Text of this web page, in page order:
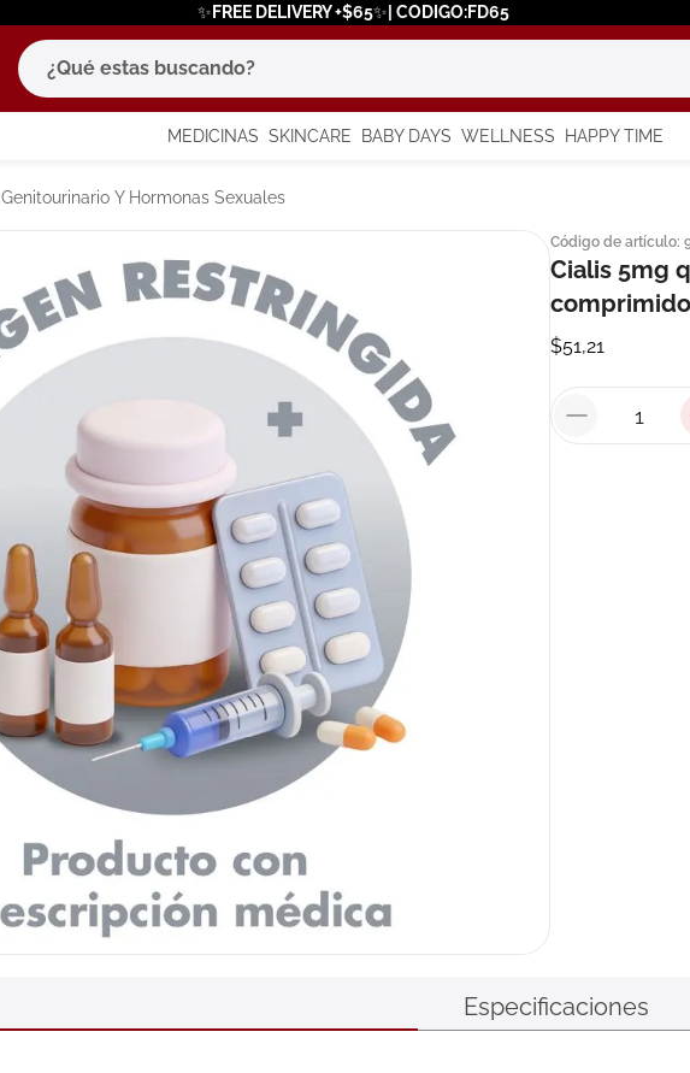
✨FREE DELIVERY +$65✨| CODIGO:FD65
¿Qué estas buscando?
MEDICINAS SKINCARE BABY DAYS WELLNESS HAPPY TIME
Genitourinario Y Hormonas Sexuales
Código de artículo:
Cialis 5mg
$51,21
Especificaciones
términos más buscados
1. eucerin
3. bioderma
7.
. roche posay
9. nivea
10 pañales